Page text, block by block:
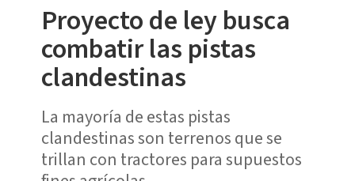
Proyecto de ley busca
combatir las pistas
clandestinas
La mayoría de estas pistas
clandestinas son terrenos que se
trillan con tractores para supuestos